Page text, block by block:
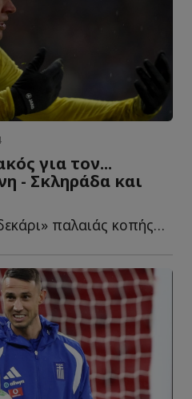
για τον...
- Σκληράδα και
Δεν είναι στατικός «δεκάρι» παλαιάς κοπής, ούτε καθαρός wi...